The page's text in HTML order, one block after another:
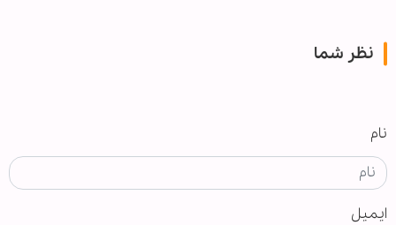
نظر شما
نام
ایمیل